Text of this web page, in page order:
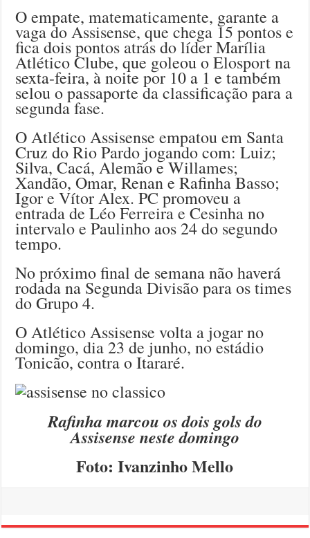
O empate, matematicamente, garante a
vaga do Assisense, que chega 15 pontos e
fica dois pontos atrás do líder Marília
Atlético Clube, que goleou o Elosport na
sexta-feira, à noite por 10 a 1 e também
selou o passaporte da classificação para a
segunda fase.
O Atlético Assisense empatou em Santa
Cruz do Rio Pardo jogando com: Luiz;
Silva, Cacá, Alemão e Willames;
Xandão, Omar, Renan e Rafinha Basso;
Igor e Vítor Alex. PC promoveu a
entrada de Léo Ferreira e Cesinha no
intervalo e Paulinho aos 24 do segundo
tempo.
No próximo final de semana não haverá
rodada na Segunda Divisão para os times
do Grupo 4.
O Atlético Assisense volta a jogar no
domingo, dia 23 de junho, no estádio
Tonicão, contra o Itararé.
Rafinha marcou os dois gols do
Assisense neste domingo
Foto: Ivanzinho Mello